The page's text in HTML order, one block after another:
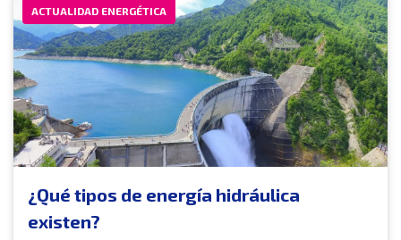
ACTUALIDAD ENERGÉTICA
¿Qué tipos de energía hidráulica
existen?